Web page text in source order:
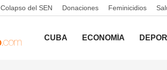
Colapso del SEN Donaciones Feminicidios
CUBA ECONOMÍA